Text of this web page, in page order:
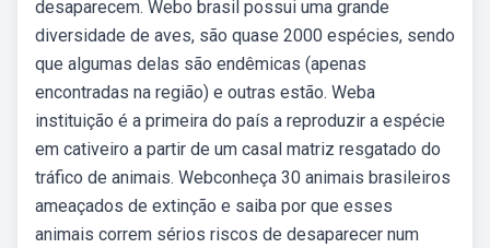
desaparecem. Webo brasil possui uma grande
diversidade de aves, são quase 2000 espécies, sendo
que algumas delas são endêmicas (apenas
encontradas na região) e outras estão. Weba
instituição é a primeira do país a reproduzir a espécie
em cativeiro a partir de um casal matriz resgatado do
tráfico de animais. Webconheça 30 animais brasileiros
ameaçados de extinção e saiba por que esses
animais correm sérios riscos de desaparecer num